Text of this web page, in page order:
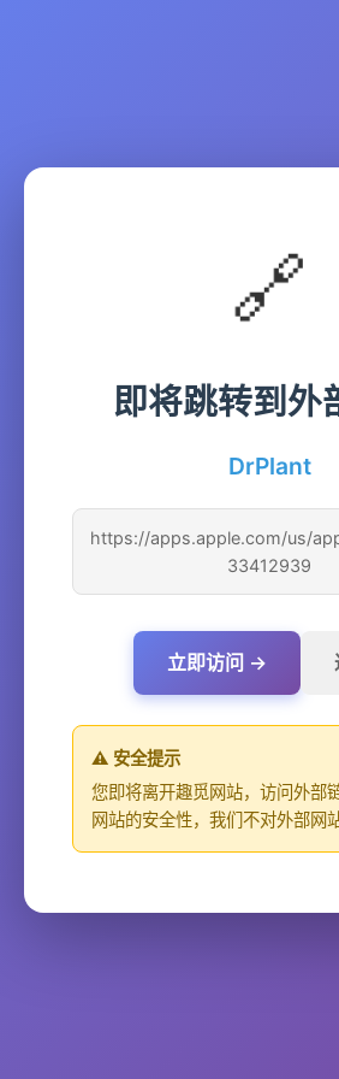
🔗
即将跳转到外
DrPlant
https://apps.apple.com/us/
33412939
立即访问 →
⚠️ 安全提示
您即将离开趣觅网站，访问外部
网站的安全性，我们不对外部网